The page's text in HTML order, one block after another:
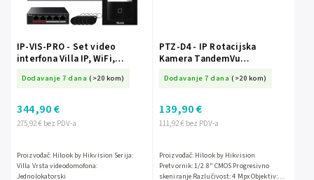
IP-VIS-PRO - Set video
interfona Villa IP, WiFi,
Hikvision
Dodavanje 7 dana (>20 kom)
275,92 € bez PDV-a
344,90 €
Proizvođač: Hilook by Hikvision Serija:
Villa Vrsta videodomofona:
Jednolokatorski
PTZ-D4 - IP Rotacijska
Kamera TandemVu
Smart Hybrid Light - HiLook
Dodavanje 7 dana (>20 kom)
111,92 € bez PDV-a
139,90 €
Proizvođač: Hilook by Hikvision
Pretvornik: 1/2.8" CMOS Progresivno
skeniranje Razlučivost: 4 Mpx Objektiv: